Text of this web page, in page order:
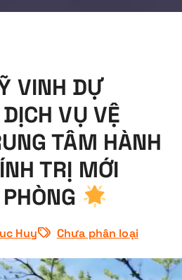
VINH DỰ
VỤ VỆ
TÂM HÀNH
TRỊ MỚI
Huy Chưa phân loại